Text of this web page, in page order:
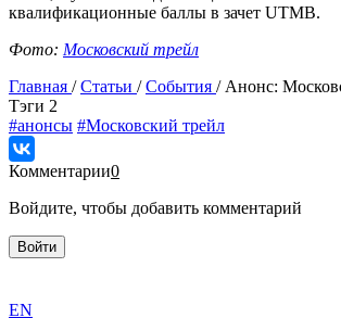
квалификационные баллы в зачет UTMB.
Фото: Московский трейл
Главная /Статьи /События / Анонс:
Tэги 2
#анонсы #Московский трейл
Комментарии0
Войдите, чтобы добавить комментарий
Войти
the
EN